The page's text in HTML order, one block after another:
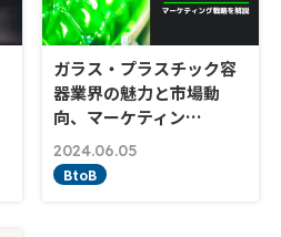
ガラス・プラスチック容
器業界の魅力と市場動
向、マーケティン…
2024.06.05
BtoB